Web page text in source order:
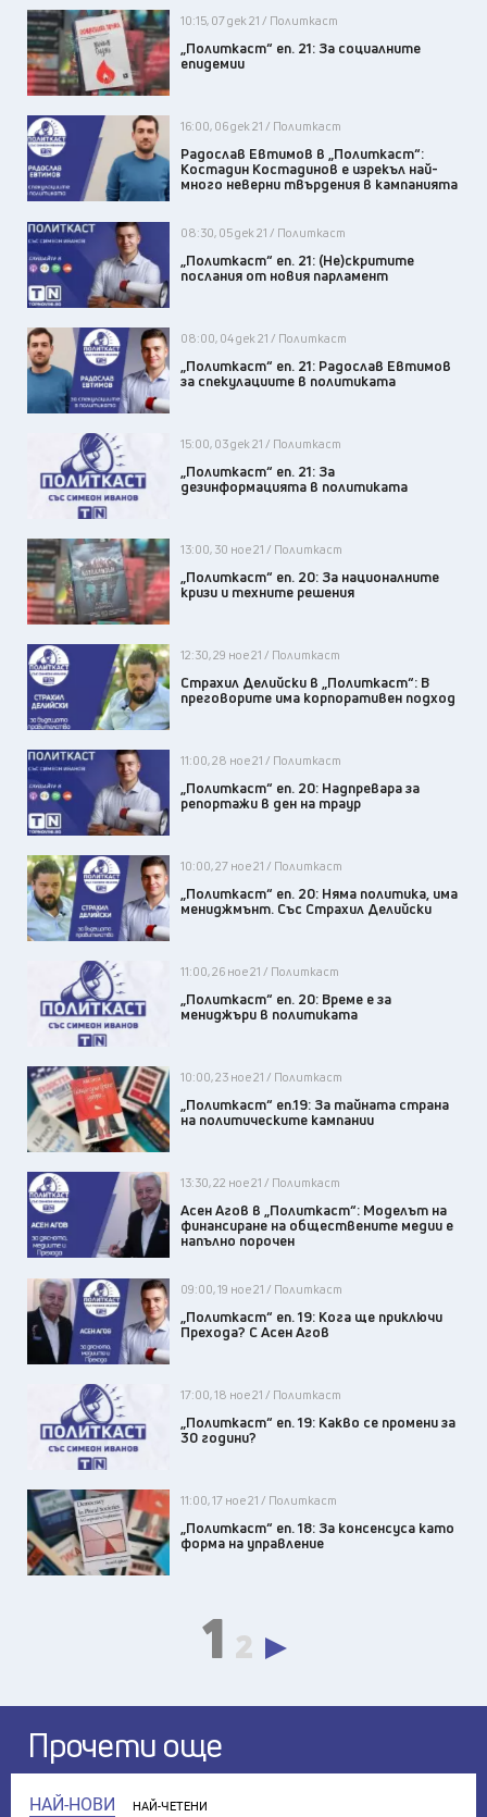
10:15, 07 дек 21 / Политкаст
„Политкаст“ еп. 21: За социалните
епидемии
16:00, 06 дек 21 / Политкаст
Радослав Евтимов в „Политкаст“:
Костадин Костадинов е изрекъл най-
много неверни твърдения в кампанията
08:30, 05 дек 21 / Политкаст
„Политкаст“ еп. 21: (Не)скритите
послания от новия парламент
08:00, 04 дек 21 / Политкаст
„Политкаст“ еп. 21: Радослав Евтимов
за спекулациите в политиката
15:00, 03 дек 21 / Политкаст
„Политкаст“ еп. 21: За
дезинформацията в политиката
13:00, 30 ное 21 / Политкаст
„Политкаст“ еп. 20: За националните
кризи и техните решения
12:30, 29 ное 21 / Политкаст
Страхил Делийски в „Политкаст“: В
преговорите има корпоративен подход
11:00, 28 ное 21 / Политкаст
„Политкаст“ еп. 20: Надпревара за
репортажи в ден на траур
10:00, 27 ное 21 / Политкаст
„Политкаст“ еп. 20: Няма политика, има
мениджмънт. Със Страхил Делийски
11:00, 26 ное 21 / Политкаст
„Политкаст“ еп. 20: Време е за
мениджъри в политиката
10:00, 23 ное 21 / Политкаст
„Политкаст“ еп.19: За тайната страна
на политическите кампании
13:30, 22 ное 21 / Политкаст
Асен Агов в „Политкаст“: Моделът на
финансиране на обществените медии е
напълно порочен
09:00, 19 ное 21 / Политкаст
„Политкаст“ еп. 19: Кога ще приключи
Прехода? С Асен Агов
17:00, 18 ное 21 / Политкаст
„Политкаст“ еп. 19: Какво се промени за
30 години?
11:00, 17 ное 21 / Политкаст
„Политкаст“ еп. 18: За консенсуса като
форма на управление
1 2
Прочети още
НАЙ-НОВИ НАЙ-ЧЕТЕНИ